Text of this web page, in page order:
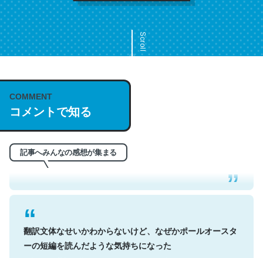
Scroll
COMMENT
コメントで知る
記事へみんなの感想が集まる
これは名文。彼はとてもクレバーなんだろうなと凄く思
う。英語少しでも読める人は原文もお勧め。自分はこの流
れ好き。Let’s Fucking Go. Then Covid hit. Shit.
─今のこの状況が信じられるかい？ by ラーズ・ヌートバー
翻訳文体なせいかわからないけど、なぜかポールオースタ
ーの短編を読んだような気持ちになった